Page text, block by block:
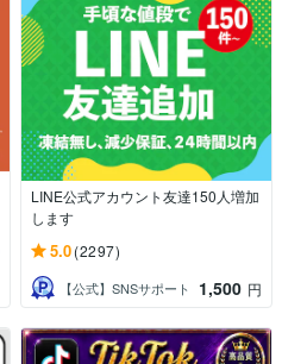
LINE公式アカウント友達150人増加
します
5.0(2297)
【公式】SNSサポート 1,500 円